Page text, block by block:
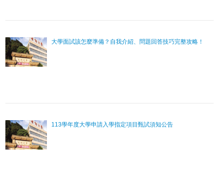
大學面試該怎麼準備？自我介紹、問題回答技巧完整攻略！
113學年度大學申請入學指定項目甄試須知公告